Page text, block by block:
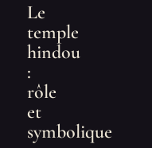
Le
temple
hindou
:
rôle
et
symbolique